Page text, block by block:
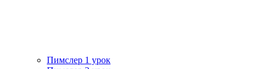
Пимслер 1 урок